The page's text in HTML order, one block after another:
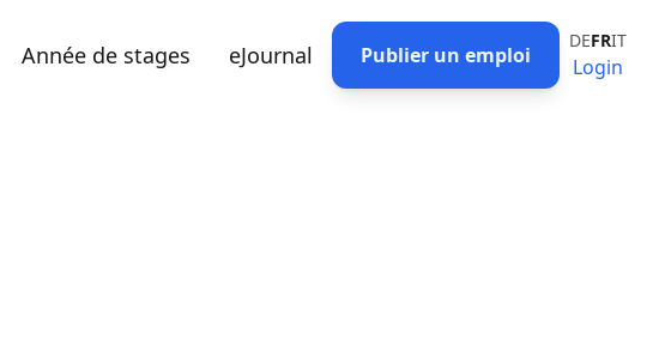
Année de stages eJournal Publier un emploi
DEFRIT
Login